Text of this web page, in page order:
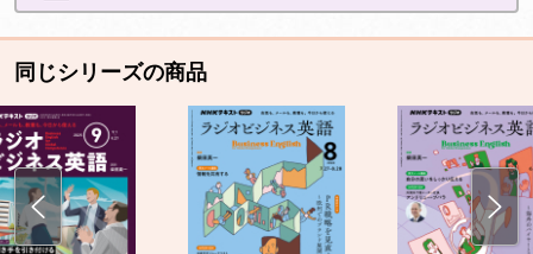
同じシリーズの商品